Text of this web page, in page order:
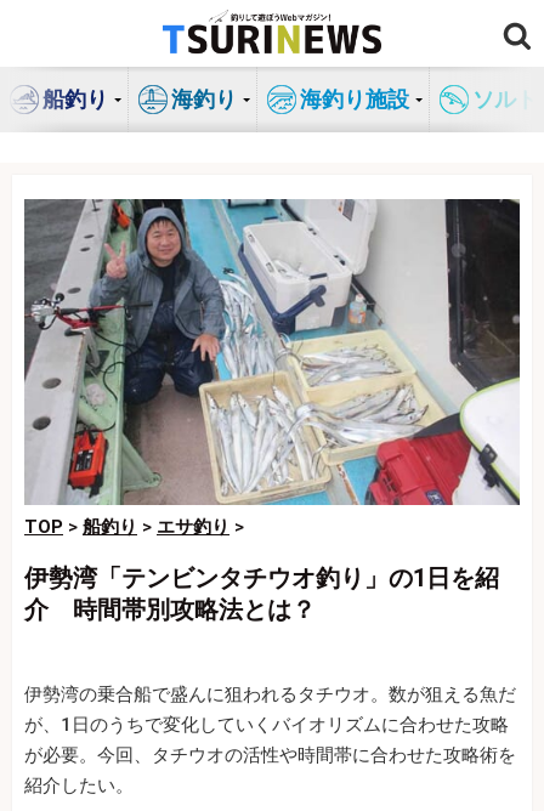
ン
船釣り 海釣り 海釣り施設 ソル
TOP > 船釣り > エサ釣り >
伊勢湾「テンビンタチウオ釣り」の1日を紹
介 時間帯別攻略法とは？
伊勢湾の乗合船で盛んに狙われるタチウオ。数が狙える魚だ
が、1日のうちで変化していくバイオリズムに合わせた攻略
が必要。今回、タチウオの活性や時間帯に合わせた攻略術を
紹介したい。